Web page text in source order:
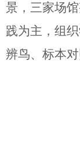
景，三家场
践为主，组
辨鸟、标本